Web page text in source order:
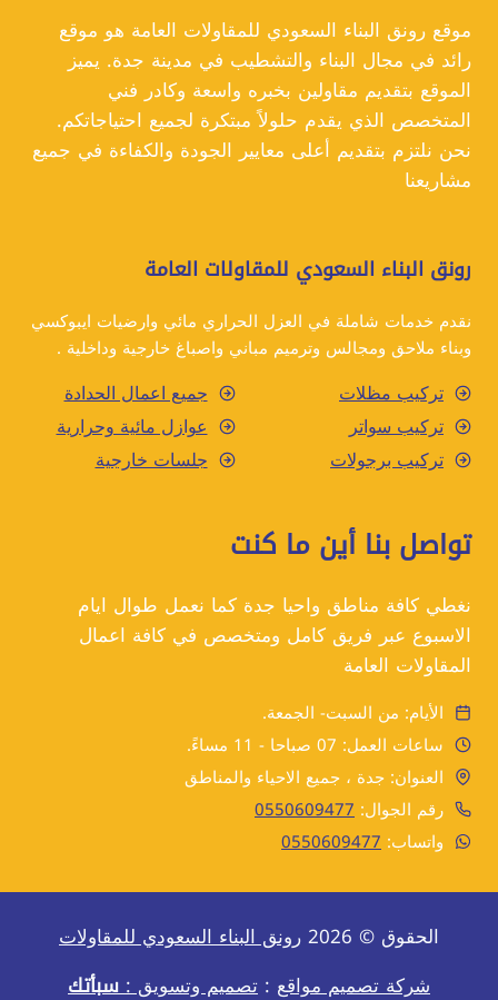
جدة
موقع رونق البناء السعودي للمقاولات العامة هو موقع
رائد في مجال البناء والتشطيب في مدينة جدة. يميز
الموقع بتقديم مقاولين بخبره واسعة وكادر فني
المتخصص الذي يقدم حلولاً مبتكرة لجميع احتياجاتكم.
نحن نلتزم بتقديم أعلى معايير الجودة والكفاءة في جميع
مشاريعنا
رونق البناء السعودي للمقاولات العامة
نقدم خدمات شاملة في العزل الحراري مائي وارضيات ايبوكسي
وبناء ملاحق ومجالس وترميم مباني واصباغ خارجية وداخلية .
تركيب مظلات
جميع اعمال الحدادة
تركيب سواتر
عوازل مائية وحرارية
تركيب برجولات
جلسات خارجية
تواصل بنا أين ما كنت
نغطي كافة مناطق واحيا جدة كما نعمل طوال ايام
الاسبوع عبر فريق كامل ومتخصص في كافة اعمال
المقاولات العامة
الأيام: من السبت- الجمعة.
ساعات العمل: 07 صباحا - 11 مساءً.
العنوان: جدة ، جميع الاحياء والمناطق
رقم الجوال: 0550609477
واتساب: 0550609477
الحقوق © 2026
رونق البناء السعودي للمقاولات
شركة تصميم مواقع : تصميم وتسويق :سبأتك